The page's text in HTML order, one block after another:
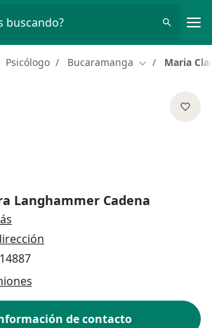
buscando?
Psicólogo Bucaramanga Cambiar de
Maria
Langhammer Cadena
de contacto